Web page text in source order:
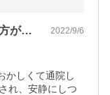
パテラの超小型犬２才♀です。歩き方がお… 2022/9/6
かしくて通院し
れ、安静にしつ